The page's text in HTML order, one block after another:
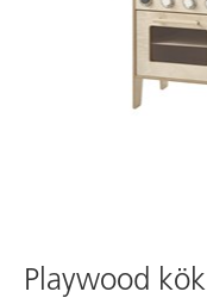
Kontakta Lekolar
Playwood kök